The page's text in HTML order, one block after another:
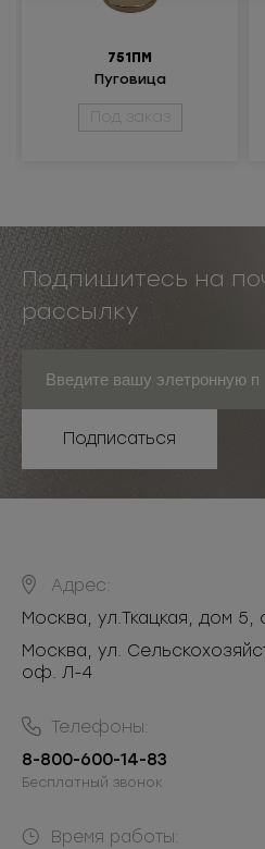
751ПМ
Пуговица
металлическая
Под заказ
Подпишитесь на
рассылку
Подписаться
Адрес:
Москва, ул.Ткацкая, дом 5,
Москва, ул.
оф. Л-4
Телефоны:
8-800-600-14-83
Бесплатный звонок
Время работы: